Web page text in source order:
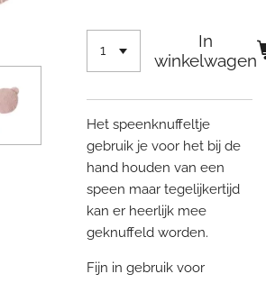
In
winkelwagen
Het speenknuffeltje
gebruik je voor het bij de
hand houden van een
speen maar tegelijkertijd
kan er heerlijk mee
geknuffeld worden.
Fijn in gebruik voor